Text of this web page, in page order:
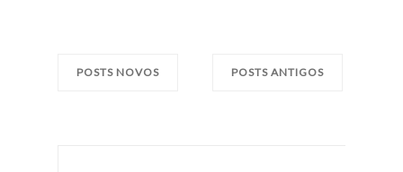
POSTS NOVOS POSTS ANTIGOS